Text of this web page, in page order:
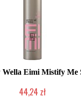
Wella Eimi Mistify Me
44,24 zł